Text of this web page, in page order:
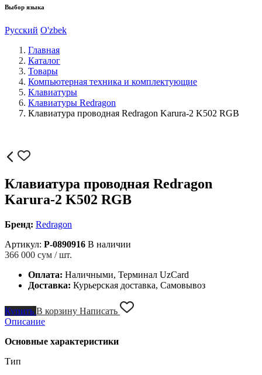
Выбор языка
Русский O'zbek
Главная
Каталог
Товары
Компьютерная техника и комплектующие
Клавиатуры
Клавиатуры Redragon
Клавиатура проводная Redragon Karura-2 K502 RGB
Клавиатура проводная Redragon
Karura-2 K502 RGB
Бренд: Redragon
Артикул: P-0890916 В наличии
366 000 сум / шт.
Оплата: Наличными, Терминал UzCard
Доставка: Курьерская доставка, Самовывоз
Купить В корзину Написать
Описание
Основные характеристики
Тип